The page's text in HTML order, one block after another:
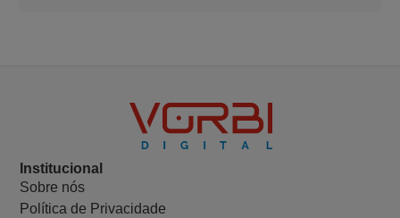
Institucional
Sobre nós
Política de Privacidade